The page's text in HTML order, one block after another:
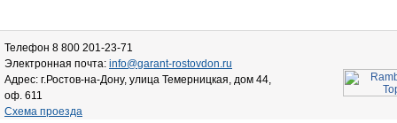
Телефон 8 800 201-23-71
Электронная почта: info@garant-rostovdon.ru
Адрес: г.Ростов-на-Дону, улица Темерницкая, дом 44,
оф. 611
Схема проезда